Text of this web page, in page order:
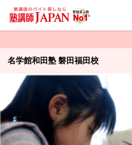
名学館和田塾 磐田福田校